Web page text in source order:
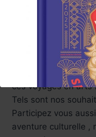
Ce" marathon"
Lumières en Arts
a venir ....à Paris,
Vivez de belles
ces voyages en arts
Tels sont nos
Participez vous
aventure culturelle ,